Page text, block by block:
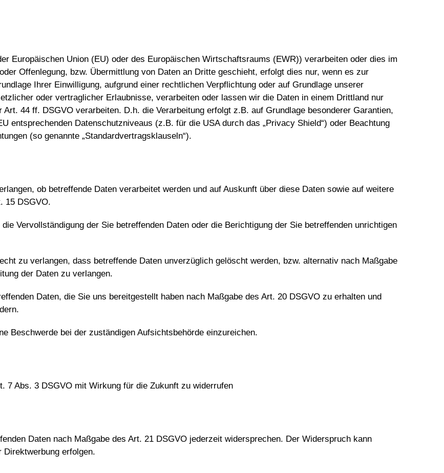
Europäischen Union (EU) oder des Europäischen Wirtschaftsraums (EWR)) verarbeiten oder dies im
Offenlegung, bzw. Übermittlung von Daten an Dritte geschieht, erfolgt dies nur, wenn es zur
Ihrer Einwilligung, aufgrund einer rechtlichen Verpflichtung oder auf Grundlage unserer
oder vertraglicher Erlaubnisse, verarbeiten oder lassen wir die Daten in einem Drittland nur
44 ff. DSGVO verarbeiten. D.h. die Verarbeitung erfolgt z.B. auf Grundlage besonderer Garantien,
entsprechenden Datenschutzniveaus (z.B. für die USA durch das „Privacy Shield“) oder Beachtung
(so genannte „Standardvertragsklauseln“).
ob betreffende Daten verarbeitet werden und auf Auskunft über diese Daten sowie auf weitere
15 DSGVO.
Vervollständigung der Sie betreffenden Daten oder die Berichtigung der Sie betreffenden unrichtigen
zu verlangen, dass betreffende Daten unverzüglich gelöscht werden, bzw. alternativ nach Maßgabe
der Daten zu verlangen.
Daten, die Sie uns bereitgestellt haben nach Maßgabe des Art. 20 DSGVO zu erhalten und
Beschwerde bei der zuständigen Aufsichtsbehörde einzureichen.
7 Abs. 3 DSGVO mit Wirkung für die Zukunft zu widerrufen
Daten nach Maßgabe des Art. 21 DSGVO jederzeit widersprechen. Der Widerspruch kann
Direktwerbung erfolgen.